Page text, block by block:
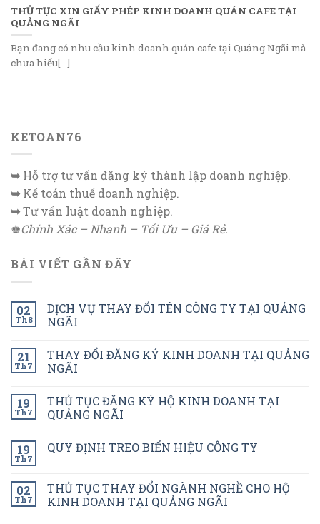
THỦ TỤC XIN GIẤY PHÉP KINH DOANH QUÁN CAFE TẠI
QUẢNG NGÃI
Bạn đang có nhu cầu kinh doanh quán cafe tại Quảng Ngãi mà
chưa hiểu[...]
KETOAN76
➥Hỗ trợ tư vấn đăng ký thành lập doanh nghiệp.
➥Kế toán thuế doanh nghiệp.
➥Tư vấn luật doanh nghiệp.
♚Chính Xác – Nhanh – Tối Ưu – Giá Rẻ.
BÀI VIẾT GẦN ĐÂY
02
Th8
DỊCH VỤ THAY ĐỔI TÊN CÔNG TY TẠI QUẢNG
NGÃI
21
Th7
THAY ĐỔI ĐĂNG KÝ KINH DOANH TẠI QUẢNG
NGÃI
19
Th7
THỦ TỤC ĐĂNG KÝ HỘ KINH DOANH TẠI
QUẢNG NGÃI
19
Th7
QUY ĐỊNH TREO BIỂN HIỆU CÔNG TY
02
Th7
THỦ TỤC THAY ĐỔI NGÀNH NGHỀ CHO HỘ
KINH DOANH TẠI QUẢNG NGÃI